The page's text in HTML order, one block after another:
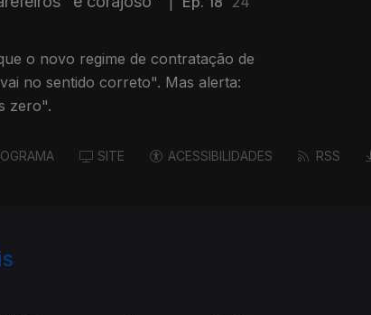
o novo regime de contratação de
no sentido correto". Mas alerta:
zero".
SITE ACESSIBILIDADES RSS